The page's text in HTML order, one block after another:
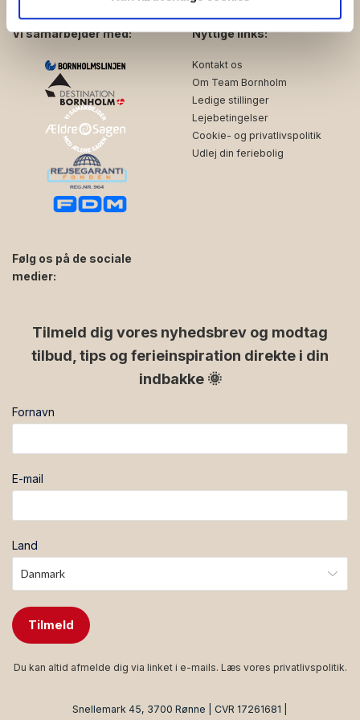
de har indsamlet fra din brug af deres tjenester.
Vi samarbejder med:
Følg os på de sociale
medier:
Nyttige links:
Kontakt os
Om Team Bornholm
Ledige stillinger
Lejebetingelser
Cookie- og privatlivspolitik
Udlej din feriebolig
Tilmeld dig vores nyhedsbrev og modtag
tilbud, tips og ferieinspiration direkte i din
indbakke 🌞
Fornavn
E-mail
Land
Tilmeld
Du kan altid afmelde dig via linket i e-mails. Læs vores privatlivspolitik.
Snellemark 45, 3700 Rønne | CVR 17261681 |